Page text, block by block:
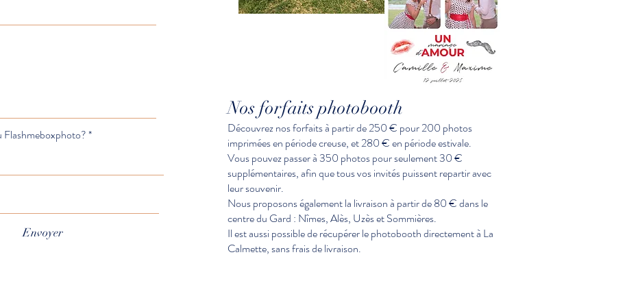
Envoyer
Nos forfaits photobooth
Découvrez nos forfaits à partir de 250 € pour 200 photos
imprimées en période creuse, et 280 € en période estivale.
Vous pouvez passer à 350 photos pour seulement 30 €
supplémentaires, afin que tous vos invités puissent repartir avec
leur souvenir.
Nous proposons également la livraison à partir de 80 € dans le
centre du Gard : Nîmes, Alès, Uzès et Sommières.
Il est aussi possible de récupérer le photobooth directement à La
Calmette, sans frais de livraison.